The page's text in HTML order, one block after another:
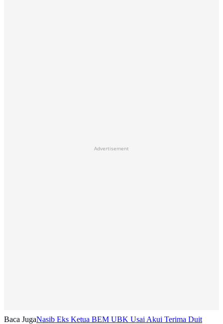
Advertisement
Baca JugaNasib Eks Ketua BEM UBK Usai Akui Terima Duit